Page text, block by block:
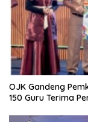
OJK Gandeng
150 Guru Terima